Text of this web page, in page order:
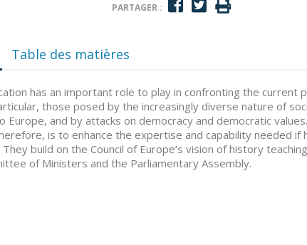
PARTAGER :
Table des matières
has an important role to play in confronting the current
those posed by the increasingly diverse nature of
Europe, and by attacks on democracy and democratic
is to enhance the expertise and capability needed
They build on the Council of Europe’s vision of history
of Ministers and the Parliamentary Assembly.